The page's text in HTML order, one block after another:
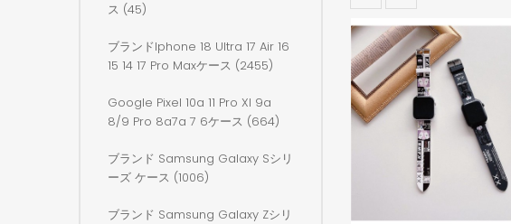
ス (45)
ブランドiphone 18 Ultra 17 Air 16
15 14 17 Pro Maxケース (2455)
Google Pixel 10a 11 Pro Xl 9a
8/9 Pro 8a7a 7 6ケース (664)
ブランド Samsung Galaxy Sシリ
ーズ ケース (1006)
ブランド Samsung Galaxy Zシリ